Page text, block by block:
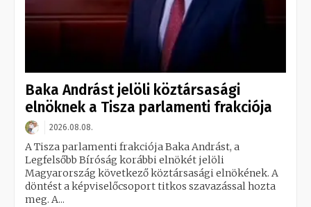
Baka Andrást jelöli köztársasági
elnöknek a Tisza parlamenti frakciója
2026.08.08.
A Tisza parlamenti frakciója Baka Andrást, a
Legfelsőbb Bíróság korábbi elnökét jelöli
Magyarország következő köztársasági elnökének. A
döntést a képviselőcsoport titkos szavazással hozta
meg. A...